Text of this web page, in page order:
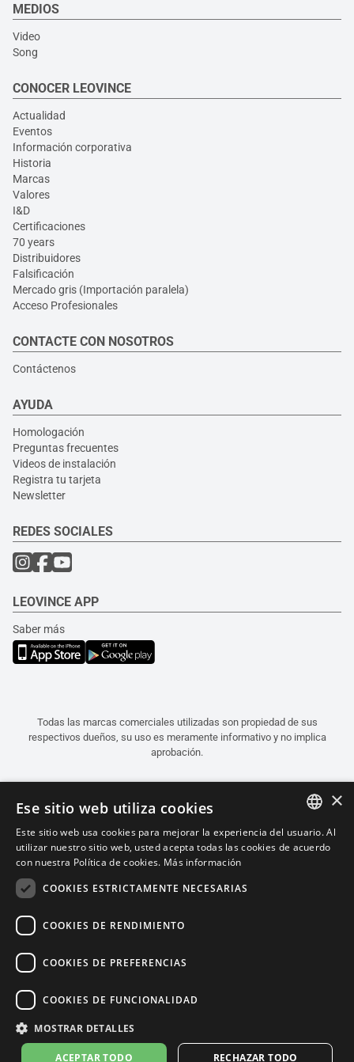
MEDIOS
Video
Song
CONOCER LEOVINCE
Actualidad
Eventos
Información corporativa
Historia
Marcas
Valores
I&D
Certificaciones
70 years
Distribuidores
Falsificación
Mercado gris (Importación paralela)
Acceso Profesionales
CONTACTE CON NOSOTROS
Contáctenos
AYUDA
Homologación
Preguntas frecuentes
Videos de instalación
Registra tu tarjeta
Newsletter
REDES SOCIALES
LEOVINCE APP
Saber más
Todas las marcas comerciales utilizadas son propiedad de sus
respectivos dueños, su uso es meramente informativo y no implica
aprobación.
Política de Confidencialidad
ITALIAN
×
Ese sitio web utiliza cookies
Este sitio web usa cookies para mejorar la experiencia del usuario. Al
utilizar nuestro sitio web, usted acepta todas las cookies de acuerdo
con nuestra Política de cookies. Más información
COOKIES ESTRICTAMENTE NECESARIAS
COOKIES DE RENDIMIENTO
COOKIES DE PREFERENCIAS
COOKIES DE FUNCIONALIDAD
MOSTRAR DETALLES
ACEPTAR TODO RECHAZAR TODO